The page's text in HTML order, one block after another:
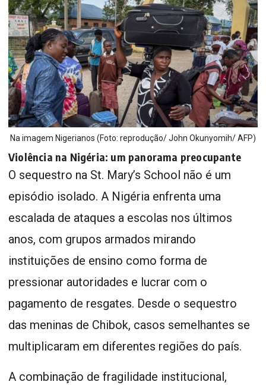
Na imagem Nigerianos (Foto: reprodução/ John Okunyomih/ AFP)
Violência na Nigéria: um panorama preocupante
O sequestro na St. Mary’s School não é um
episódio isolado. A Nigéria enfrenta uma
escalada de ataques a escolas nos últimos
anos, com grupos armados mirando
instituições de ensino como forma de
pressionar autoridades e lucrar com o
pagamento de resgates. Desde o sequestro
das meninas de Chibok, casos semelhantes se
multiplicaram em diferentes regiões do país.
A combinação de fragilidade institucional,